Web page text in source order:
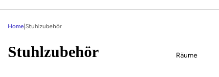
Räume
Home Stuhlzubehör
Stuhlzubehör